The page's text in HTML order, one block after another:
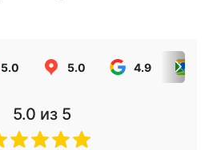
5.0 5.0 4.9
5.0 из 5